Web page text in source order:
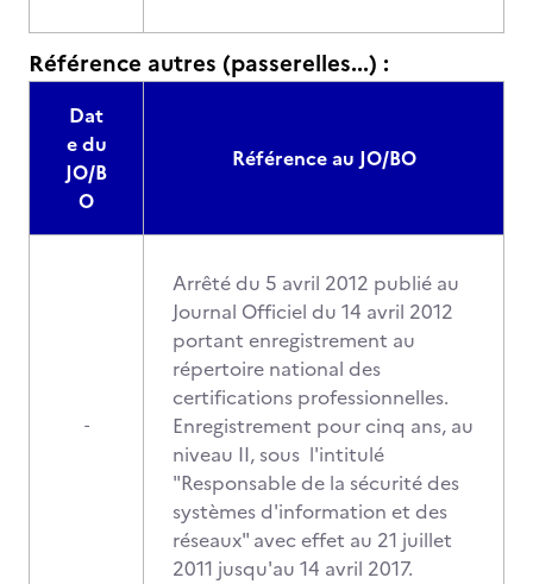
Référence autres (passerelles...) :
Dat
e du
JO/B
O
Référence au JO/BO
-
Arrêté du 5 avril 2012 publié au
Journal Officiel du 14 avril 2012
portant enregistrement au
répertoire national des
certifications professionnelles.
Enregistrement pour cinq ans, au
niveau II, sous l'intitulé
"Responsable de la sécurité des
systèmes d'information et des
réseaux" avec effet au 21 juillet
2011 jusqu'au 14 avril 2017.